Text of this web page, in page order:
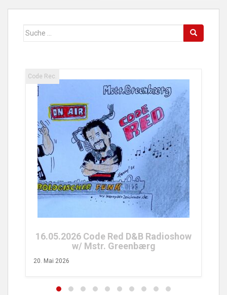
Suche
25.04.2026 Code Red FM Radioshow
w/ Tobs Turvy
Code Rec.